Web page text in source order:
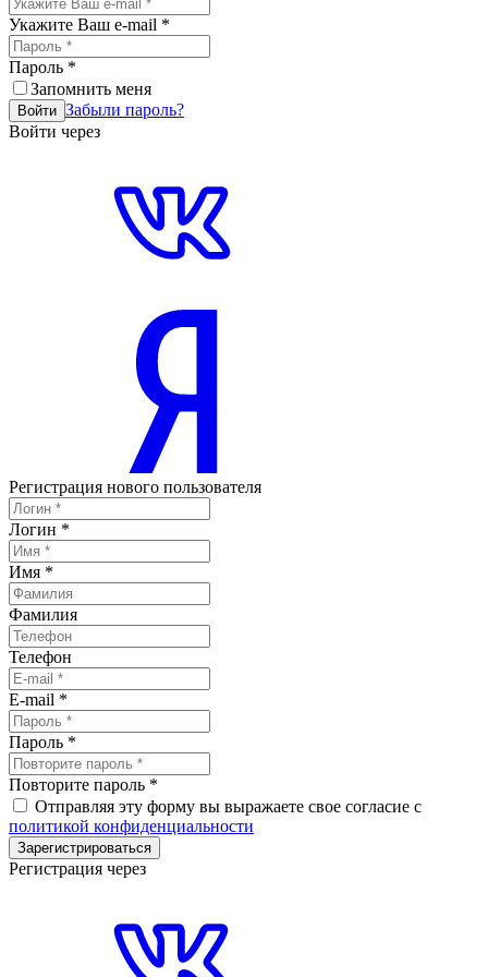
Укажите Ваш e-mail *
Пароль *
Запомнить меня
Войти Забыли пароль?
Войти через
Регистрация нового пользователя
Логин *
Имя *
Фамилия
Телефон
E-mail *
Пароль *
Повторите пароль *
Отправляя эту форму вы выражаете свое согласие с
политикой конфиденциальности
Зарегистрироваться
Регистрация через